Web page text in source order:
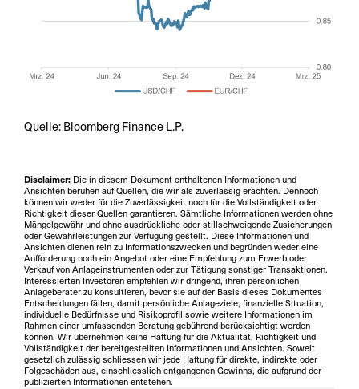
Quelle: Bloomberg Finance L.P.
Disclaimer: Die in diesem Dokument enthaltenen Informationen und
Ansichten beruhen auf Quellen, die wir als zuverlässig erachten. Dennoch
können wir weder für die Zuverlässigkeit noch für die Vollständigkeit oder
Richtigkeit dieser Quellen garantieren. Sämtliche Informationen werden ohne
Mängelgewähr und ohne ausdrückliche oder stillschweigende Zusicherungen
oder Gewährleistungen zur Verfügung gestellt. Diese Informationen und
Ansichten dienen rein zu Informationszwecken und begründen weder eine
Aufforderung noch ein Angebot oder eine Empfehlung zum Erwerb oder
Verkauf von Anlageinstrumenten oder zur Tätigung sonstiger Transaktionen.
Interessierten Investoren empfehlen wir dringend, ihren persönlichen
Anlageberater zu konsultieren, bevor sie auf der Basis dieses Dokumentes
Entscheidungen fällen, damit persönliche Anlageziele, finanzielle Situation,
individuelle Bedürfnisse und Risikoprofil sowie weitere Informationen im
Rahmen einer umfassenden Beratung gebührend berücksichtigt werden
können. Wir übernehmen keine Haftung für die Aktualität, Richtigkeit und
Vollständigkeit der bereitgestellten Informationen und Ansichten. Soweit
gesetzlich zulässig schliessen wir jede Haftung für direkte, indirekte oder
Folgeschäden aus, einschliesslich entgangenen Gewinns, die aufgrund der
publizierten Informationen entstehen.